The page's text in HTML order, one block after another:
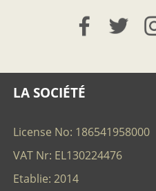
LA SOCIÉTÉ
License No: 186541958000
VAT Nr: EL130224476
Etablie: 2014